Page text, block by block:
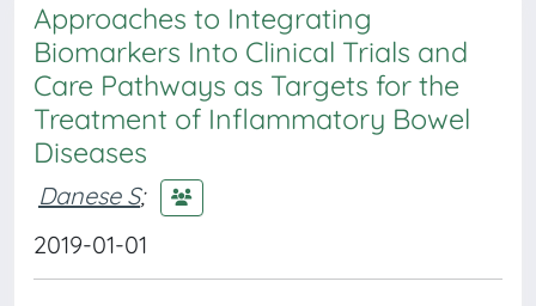
Approaches to Integrating
Biomarkers Into Clinical Trials and
Care Pathways as Targets for the
Treatment of Inflammatory Bowel
Diseases
Danese S;
2019-01-01